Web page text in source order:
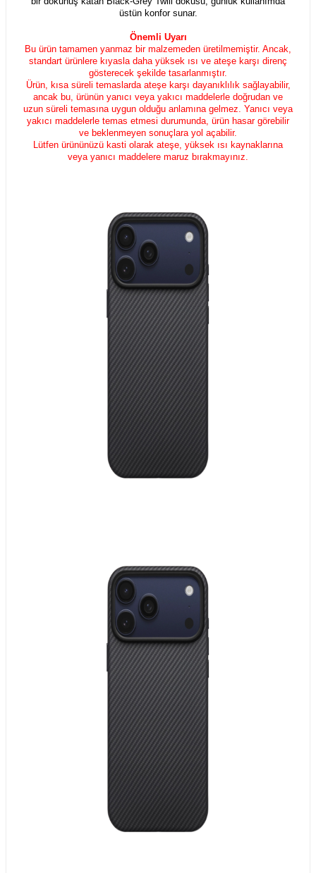
üstün konfor sunar.
Önemli Uyarı
Bu ürün tamamen yanmaz bir malzemeden üretilmemiştir. Ancak,
standart ürünlere kıyasla daha yüksek ısı ve ateşe karşı direnç
gösterecek şekilde tasarlanmıştır.
Ürün, kısa süreli temaslarda ateşe karşı dayanıklılık sağlayabilir,
ancak bu, ürünün yanıcı veya yakıcı maddelerle doğrudan ve
uzun süreli temasına uygun olduğu anlamına gelmez. Yanıcı veya
yakıcı maddelerle temas etmesi durumunda, ürün hasar görebilir
ve beklenmeyen sonuçlara yol açabilir.
Lütfen ürününüzü kasti olarak ateşe, yüksek ısı kaynaklarına
veya yanıcı maddelere maruz bırakmayınız.